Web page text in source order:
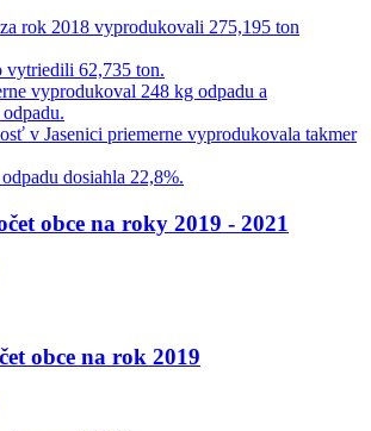
rok 2018 vyprodukovali 275,195 ton
vytriedili 62,735 ton.
vyprodukoval 248 kg odpadu a
v Jasenici priemerne vyprodukovala takmer
dosiahla 22,8%.
obce na roky 2019 - 2021
obce na rok 2019